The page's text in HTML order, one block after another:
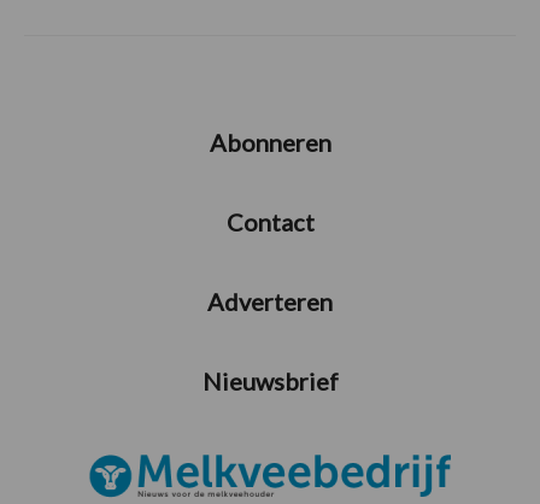
Abonneren
Contact
Adverteren
Nieuwsbrief